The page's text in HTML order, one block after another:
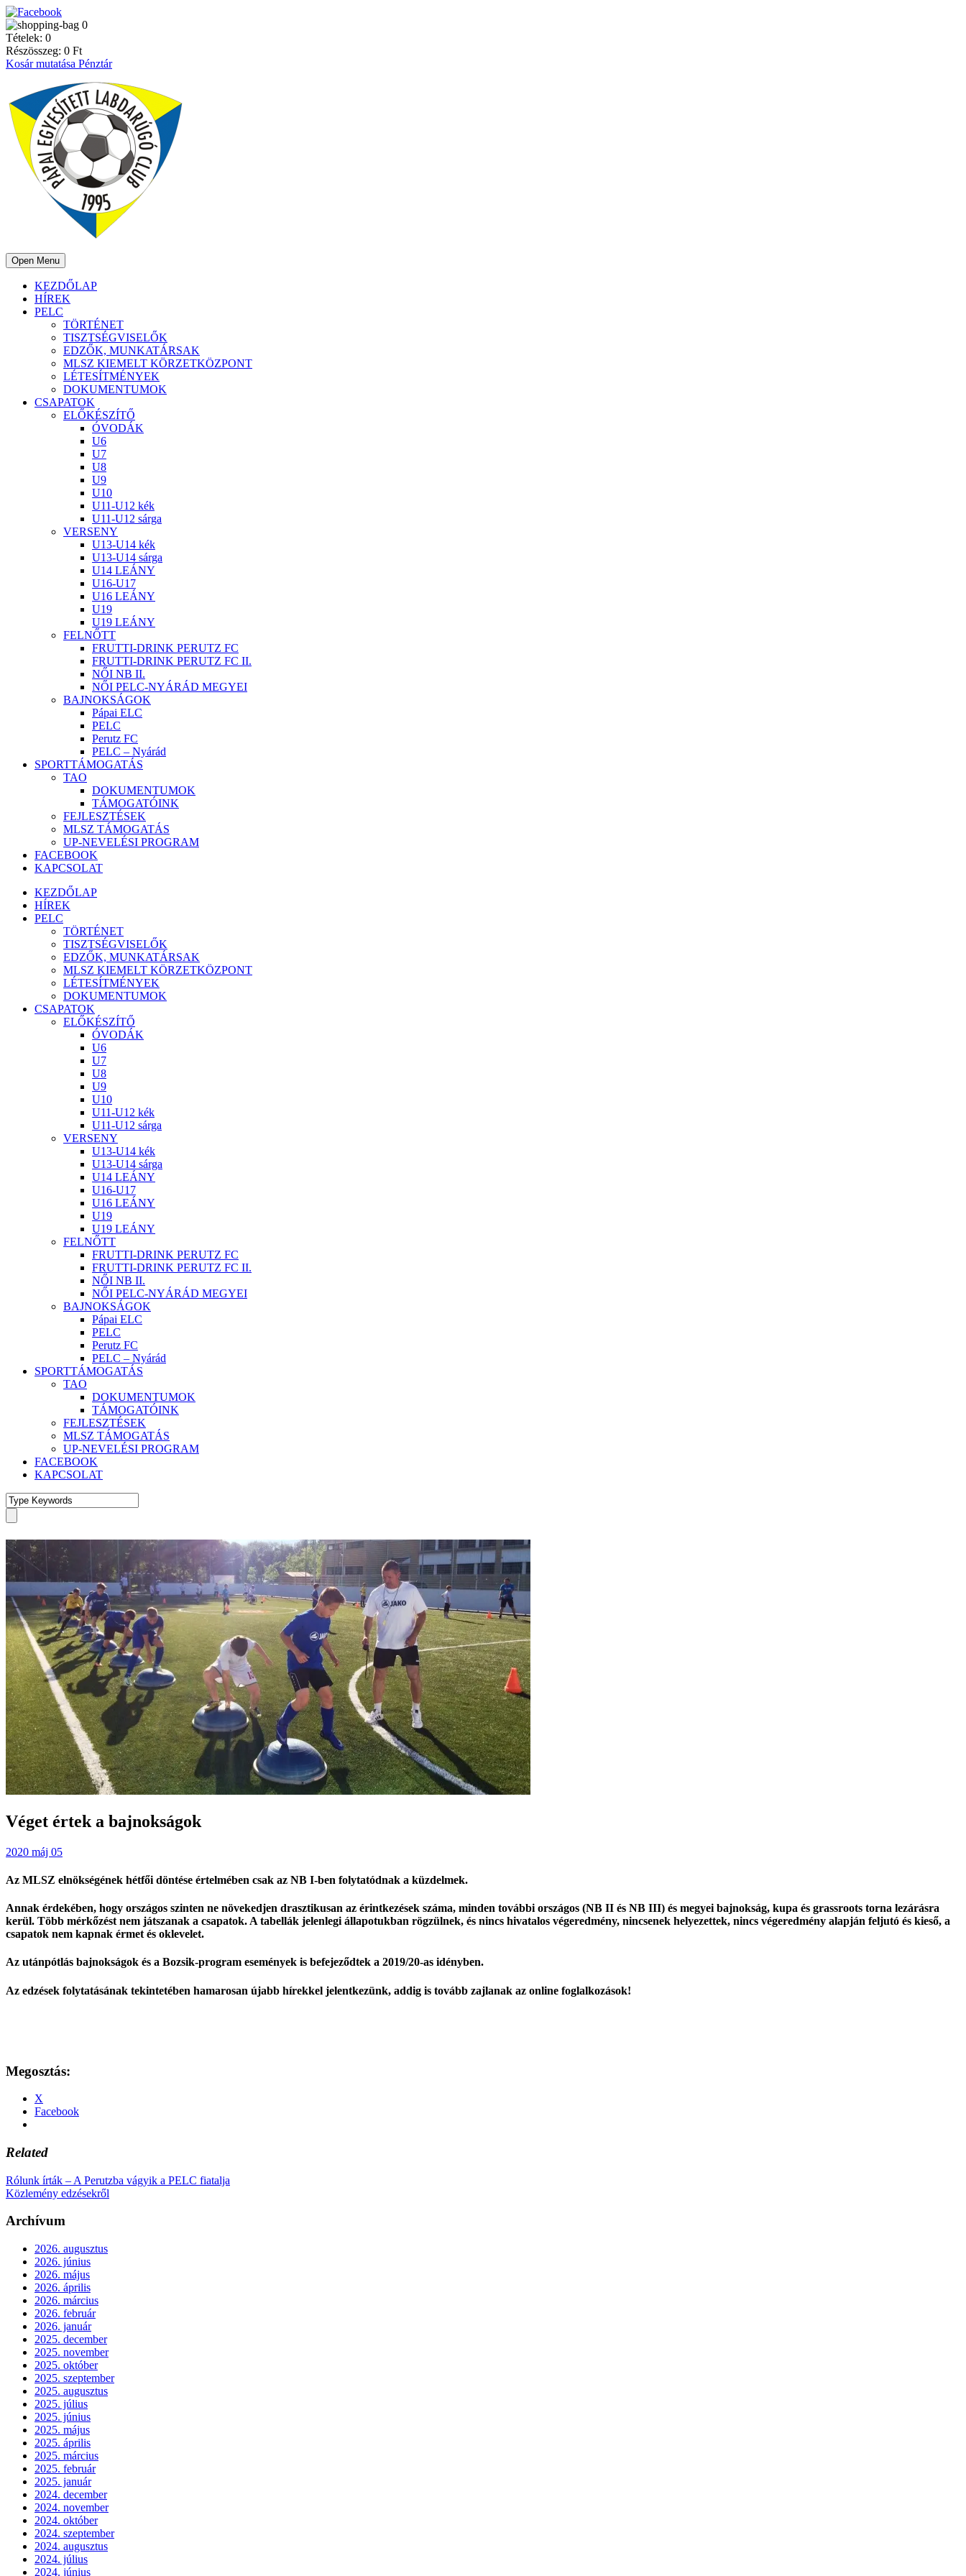
0
Tételek: 0
Részösszeg: 0 Ft
Kosár mutatása Pénztár
Open Menu
KEZDŐLAP
HÍREK
PELC
TÖRTÉNET
TISZTSÉGVISELŐK
EDZŐK, MUNKATÁRSAK
MLSZ KIEMELT KÖRZETKÖZPONT
LÉTESÍTMÉNYEK
DOKUMENTUMOK
CSAPATOK
ELŐKÉSZÍTŐ
ÓVODÁK
U6
U7
U8
U9
U10
U11-U12 kék
U11-U12 sárga
VERSENY
U13-U14 kék
U13-U14 sárga
U14 LEÁNY
U16-U17
U16 LEÁNY
U19
U19 LEÁNY
FELNŐTT
FRUTTI-DRINK PERUTZ FC
FRUTTI-DRINK PERUTZ FC II.
NŐI NB II.
NŐI PELC-NYÁRÁD MEGYEI
BAJNOKSÁGOK
Pápai ELC
PELC
Perutz FC
PELC – Nyárád
SPORTTÁMOGATÁS
TAO
DOKUMENTUMOK
TÁMOGATÓINK
FEJLESZTÉSEK
MLSZ TÁMOGATÁS
UP-NEVELÉSI PROGRAM
FACEBOOK
KAPCSOLAT
KEZDŐLAP
HÍREK
PELC
TÖRTÉNET
TISZTSÉGVISELŐK
EDZŐK, MUNKATÁRSAK
MLSZ KIEMELT KÖRZETKÖZPONT
LÉTESÍTMÉNYEK
DOKUMENTUMOK
CSAPATOK
ELŐKÉSZÍTŐ
ÓVODÁK
U6
U7
U8
U9
U10
U11-U12 kék
U11-U12 sárga
VERSENY
U13-U14 kék
U13-U14 sárga
U14 LEÁNY
U16-U17
U16 LEÁNY
U19
U19 LEÁNY
FELNŐTT
FRUTTI-DRINK PERUTZ FC
FRUTTI-DRINK PERUTZ FC II.
NŐI NB II.
NŐI PELC-NYÁRÁD MEGYEI
BAJNOKSÁGOK
Pápai ELC
PELC
Perutz FC
PELC – Nyárád
SPORTTÁMOGATÁS
TAO
DOKUMENTUMOK
TÁMOGATÓINK
FEJLESZTÉSEK
MLSZ TÁMOGATÁS
UP-NEVELÉSI PROGRAM
FACEBOOK
KAPCSOLAT
Véget értek a bajnokságok
2020 máj 05
Az MLSZ elnökségének hétfői döntése értelmében csak az NB I-ben folytatódnak a küzdelmek.
Annak érdekében, hogy országos szinten ne növekedjen drasztikusan az érintkezések száma, minden további országos (NB II és NB III) és megyei bajnokság, kupa és grassroots torna lezárásra
kerül. Több mérkőzést nem játszanak a csapatok. A tabellák jelenlegi állapotukban rögzülnek, és nincs hivatalos végeredmény, nincsenek helyezettek, nincs végeredmény alapján feljutó és kieső, a
csapatok nem kapnak érmet és oklevelet.
Az utánpótlás bajnokságok és a Bozsik-program események is befejeződtek a 2019/20-as idényben.
Az edzések folytatásának tekintetében hamarosan újabb hírekkel jelentkezünk, addig is tovább zajlanak az online foglalkozások!
Megosztás:
X
Facebook
Related
Rólunk írták – A Perutzba vágyik a PELC fiatalja
Közlemény edzésekről
Archívum
2026. augusztus
2026. június
2026. május
2026. április
2026. március
2026. február
2026. január
2025. december
2025. november
2025. október
2025. szeptember
2025. augusztus
2025. július
2025. június
2025. május
2025. április
2025. március
2025. február
2025. január
2024. december
2024. november
2024. október
2024. szeptember
2024. augusztus
2024. július
2024. június